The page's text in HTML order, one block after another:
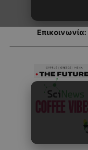
Επικοινωνία: